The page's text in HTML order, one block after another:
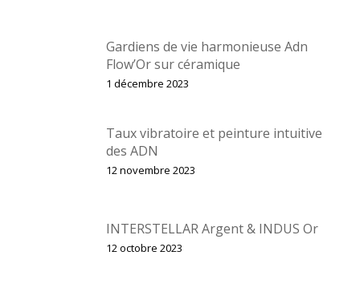
Gardiens de vie harmonieuse Adn
Flow’Or sur céramique
1 décembre 2023
Taux vibratoire et peinture intuitive
des ADN
12 novembre 2023
INTERSTELLAR Argent & INDUS Or
12 octobre 2023